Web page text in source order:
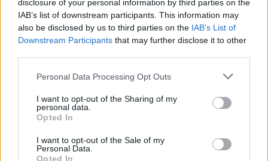
disclosure of your personal information by third parties on the
IAB’s list of downstream participants. This information may
also be disclosed by us to third parties on the IAB’s List of
Downstream Participants that may further disclose it to other
Please note that this website/app uses one or more Google
not limited to your visit or usage behaviour. You may click to
grant or deny consent to Google and its third-party tags to
use your data for below specified purposes in below Google
consent section.
Personal Data Processing Opt Outs
I want to opt-out of the Sharing of my
personal data.
Opted In
I want to opt-out of the Sale of my
Personal Data.
Opted In
TAGS ΚΑΡΠΕΝΗΣΙ